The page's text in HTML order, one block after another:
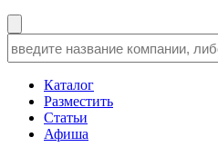
Каталог
Разместить
Статьи
Афиша